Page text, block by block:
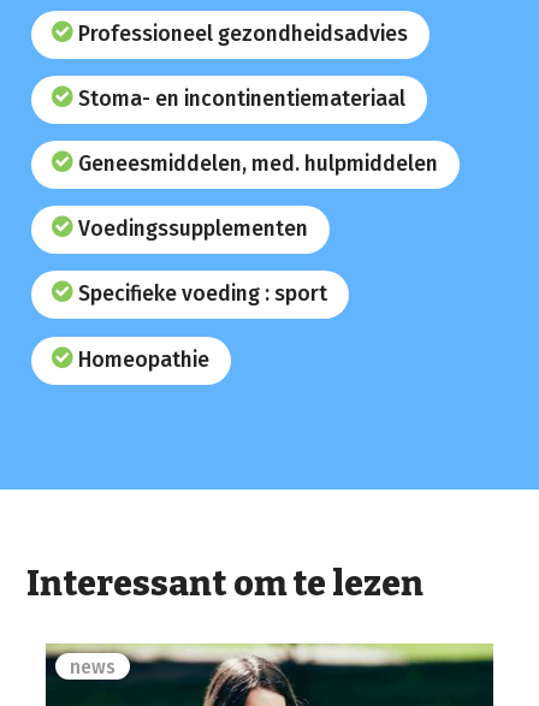
Professioneel gezondheidsadvies
Stoma- en incontinentiemateriaal
Geneesmiddelen, med. hulpmiddelen
Voedingssupplementen
Specifieke voeding : sport
Homeopathie
Interessant om te lezen
news